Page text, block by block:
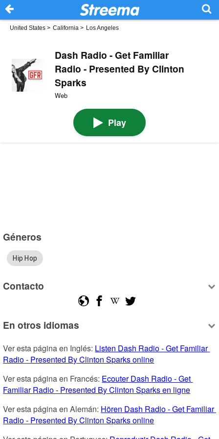
United States > California > Los Angeles
Dash Radio - Get Familiar
Radio - Presented By Clinton
Sparks
Web
Play
Géneros
Hip Hop
Contacto
En otros idiomas
Ver esta página en Inglés: Listen Dash Radio - Get Familiar
Radio - Presented By Clinton Sparks online
Ver esta página en Francés: Ecouter Dash Radio - Get
Familiar Radio - Presented By Clinton Sparks en ligne
Ver esta página en Alemán: Hören Dash Radio - Get Familiar
Radio - Presented By Clinton Sparks online